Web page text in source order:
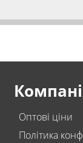
Оптові ціни
Політика